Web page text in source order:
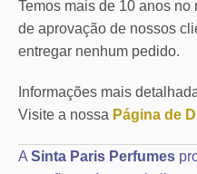
Temos mais de 10 anos
de aprovação de nossos
entregar nenhum pedido.
Informações mais
Visite a nossa Página de
A Sinta Paris Perfumes